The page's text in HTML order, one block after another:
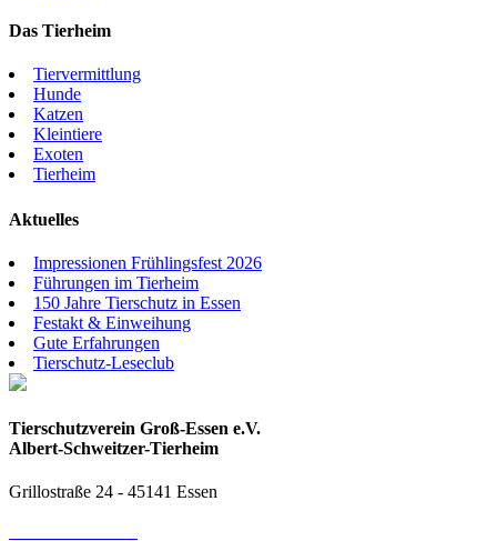
Das Tierheim
Tiervermittlung
Hunde
Katzen
Kleintiere
Exoten
Tierheim
Aktuelles
Impressionen Frühlingsfest 2026
Führungen im Tierheim
150 Jahre Tierschutz in Essen
Festakt & Einweihung
Gute Erfahrungen
Tierschutz-Leseclub
Tierschutzverein Groß-Essen e.V.
Albert-Schweitzer-Tierheim
Grillostraße 24 - 45141 Essen